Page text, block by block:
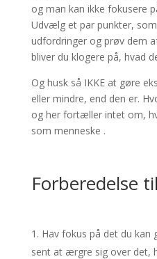
og man kan ikke fokusere
Udvælg et par punkter,
udfordringer og prøv dem
bliver du klogere på, hvad
Og husk så IKKE at gøre
eller mindre, end den er.
og her fortæller intet om,
som menneske .
Forberedelse
Hav fokus på det du
sent at ærgre sig over det,